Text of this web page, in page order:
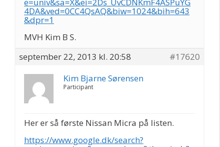
4DA&ved=0CC4QsAQ&biw=1024&bih=643
&dpr=1
MVH Kim B S.
september 22, 2013 kl. 20:58
#17620
Kim Bjarne Sørensen
Participant
Her er så første Nissan Micra på listen.
https://www.google.dk/search?